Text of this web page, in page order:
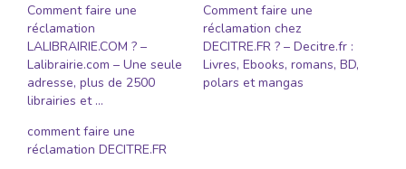
Comment faire une
réclamation
LALIBRAIRIE.COM ? –
Lalibrairie.com – Une seule
adresse, plus de 2500
librairies et …
Comment faire une
réclamation chez
DECITRE.FR ? – Decitre.fr :
Livres, Ebooks, romans, BD,
polars et mangas
comment faire une
réclamation DECITRE.FR